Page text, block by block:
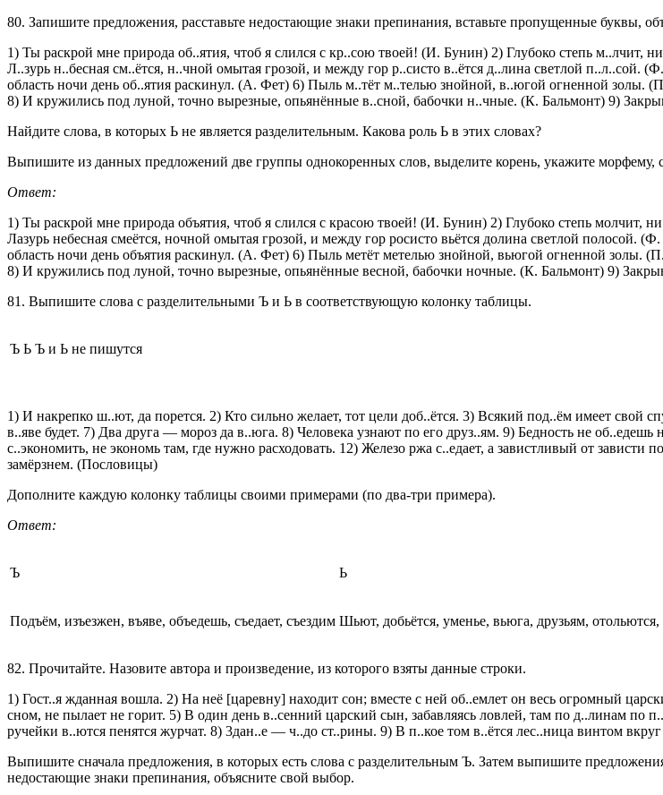
80. Запишите предложения, расставьте недостающие знаки препинания, вставьте пропущенные буквы,
1) Ты раскрой мне природа об..ятия, чтоб я слился с кр..сою твоей! (И. Бунин) 2) Глубоко степь
Л..зурь н..бесная см..ётся, н..чной омытая грозой, и между гор р..систо в..ётся д..лина светлой
область ночи день об..ятия раскинул. (А. Фет) 6) Пыль м..тёт м..телью знойной, в..югой огненной золы.
8) И кружились под луной, точно вырезные, опьянённые в..сной, бабочки н..чные. (К. Бальмонт) 9)
Найдите слова, в которых Ь не является разделительным. Какова роль Ь в этих словах?
Выпишите из данных предложений две группы однокоренных слов, выделите корень, укажите морфему,
Ответ:
1) Ты раскрой мне природа объятия, чтоб я слился с красою твоей! (И. Бунин) 2) Глубоко степь
Лазурь небесная смеётся, ночной омытая грозой, и между гор росисто вьётся долина светлой полосой.
область ночи день объятия раскинул. (А. Фет) 6) Пыль метёт метелью знойной, вьюгой огненной золы.
8) И кружились под луной, точно вырезные, опьянённые весной, бабочки ночные. (К. Бальмонт) 9)
81. Выпишите слова с разделительными Ъ и Ь в соответствующую колонку таблицы.
Ъ Ь Ъ и Ь не пишутся
1) И накрепко ш..ют, да порется. 2) Кто сильно желает, тот цели доб..ётся. 3) Всякий под..ём имеет свой
в..яве будет. 7) Два друга — мороз да в..юга. 8) Человека узнают по его друз..ям. 9) Бедность не
с..экономить, не экономь там, где нужно расходовать. 12) Железо ржа с..едает, а завистливый от зависти
замёрзнем. (Пословицы)
Дополните каждую колонку таблицы своими примерами (по два-три примера).
Ответ:
Ъ Ь
Подъём, изъезжен, въяве, объедешь, съедает, съездим Шьют, добьётся, уменье, вьюга, друзьям, отольются,
82. Прочитайте. Назовите автора и произведение, из которого взяты данные строки.
1) Гост..я жданная вошла. 2) На неё [царевну] находит сон; вместе с ней об..емлет он весь огромный
сном, не пылает не горит. 5) В один день в..сенний царский сын, забавляясь ловлей, там по д..линам по
ручейки в..ются пенятся журчат. 8) 3дан..е — ч..до ст..рины. 9) В п..кое том в..ётся лес..ница винтом
Выпишите сначала предложения, в которых есть слова с разделительным Ъ. Затем выпишите
недостающие знаки препинания, объясните свой выбор.